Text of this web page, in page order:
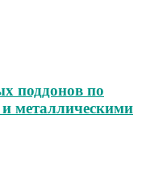
поддонов по
металлическими